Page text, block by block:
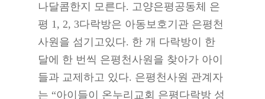
나달콤한지 모른다. 고양은평공동체 은
평 1, 2, 3다락방은 아동보호기관 은평천
사원을 섬기고있다. 한 개 다락방이 한
달에 한 번씩 은평천사원을 찾아가 아이
들과 교제하고 있다. 은평천사원 관계자
는 “아이들이 온누리교회 은평다락방 성